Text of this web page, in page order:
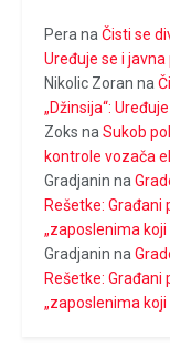
Pera na Čisti se
Uređuje se i javna
Nikolic Zoran na
„Džinsija“:
Zoks na Sukob
kontrole vozača
Gradjanin na
Rešetke: Građani
„zaposlenima
Gradjanin na
Rešetke: Građani
„zaposlenima